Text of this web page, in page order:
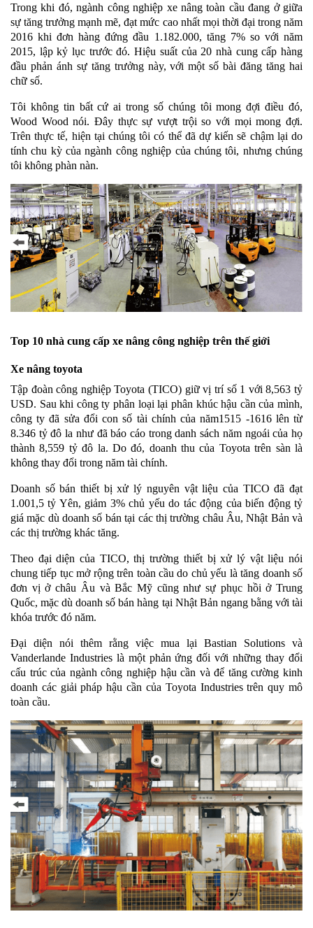
Trong khi đó, ngành công nghiệp xe nâng toàn cầu đang ở giữa
sự tăng trưởng mạnh mẽ, đạt mức cao nhất mọi thời đại trong năm
2016 khi đơn hàng đứng đầu 1.182.000, tăng 7% so với năm
2015, lập kỷ lục trước đó. Hiệu suất của 20 nhà cung cấp hàng
đầu phản ánh sự tăng trưởng này, với một số bài đăng tăng hai
chữ số.
Tôi không tin bất cứ ai trong số chúng tôi mong đợi điều đó,
Wood Wood nói. Đây thực sự vượt trội so với mọi mong đợi.
Trên thực tế, hiện tại chúng tôi có thể đã dự kiến ​​sẽ chậm lại do
tính chu kỳ của ngành công nghiệp của chúng tôi, nhưng chúng
tôi không phàn nàn.
Top 10 nhà cung cấp xe nâng công nghiệp trên thế giới
Xe nâng toyota
Tập đoàn công nghiệp Toyota (TICO) giữ vị trí số 1 với 8,563 tỷ
USD. Sau khi công ty phân loại lại phân khúc hậu cần của mình,
công ty đã sửa đổi con số tài chính của năm1515 -1616 lên từ
8.346 tỷ đô la như đã báo cáo trong danh sách năm ngoái của họ
thành 8,559 tỷ đô la. Do đó, doanh thu của Toyota trên sàn là
không thay đổi trong năm tài chính.
Doanh số bán thiết bị xử lý nguyên vật liệu của TICO đã đạt
1.001,5 tỷ Yên, giảm 3% chủ yếu do tác động của biến động tỷ
giá mặc dù doanh số bán tại các thị trường châu Âu, Nhật Bản và
các thị trường khác tăng.
Theo đại diện của TICO, thị trường thiết bị xử lý vật liệu nói
chung tiếp tục mở rộng trên toàn cầu do chủ yếu là tăng doanh số
đơn vị ở châu Âu và Bắc Mỹ cũng như sự phục hồi ở Trung
Quốc, mặc dù doanh số bán hàng tại Nhật Bản ngang bằng với tài
khóa trước đó năm.
Đại diện nói thêm rằng việc mua lại Bastian Solutions và
Vanderlande Industries là một phản ứng đối với những thay đổi
cấu trúc của ngành công nghiệp hậu cần và để tăng cường kinh
doanh các giải pháp hậu cần của Toyota Industries trên quy mô
toàn cầu.